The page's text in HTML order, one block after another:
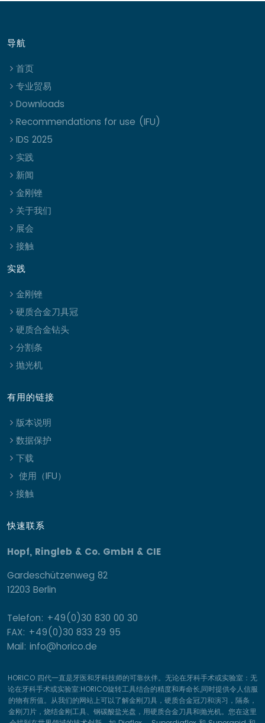
导航
首页
专业贸易
Downloads
Recommendations for use (IFU)
IDS 2025
实践
新闻
金刚锉
关于我们
展会
接触
实践
金刚锉
硬质合金刀具冠
硬质合金钻头
分割条
抛光机
有用的链接
版本说明
数据保护
下载
使用（IFU）
接触
快速联系
Hopf, Ringleb & Co. GmbH & CIE
Gardeschützenweg 82
12203 Berlin
Telefon: +49(0)30 830 00 30
FAX: +49(0)30 833 29 95
Mail: info@horico.de
HORICO 四代一直是牙医和牙科技师的可靠伙伴。无论在牙科手术或实验室：无
论在牙科手术或实验室:HORICO旋转工具结合的精度和寿命长,同时提供令人信服
的物有所值。从我们的网站上可以了解金刚刀具，硬质合金冠刀和演习，隔条，
金刚刀片，烧结金刚工具、钢碳酸盐光盘，用硬质合金刀具和抛光机。您在这里